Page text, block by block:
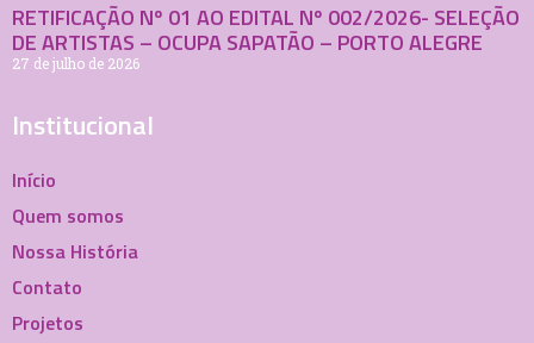
RETIFICAÇÃO Nº 01 AO EDITAL Nº 002/2026- SELEÇÃO
DE ARTISTAS – OCUPA SAPATÃO – PORTO ALEGRE
27 de julho de 2026
Institucional
Início
Quem somos
Nossa História
Contato
Projetos